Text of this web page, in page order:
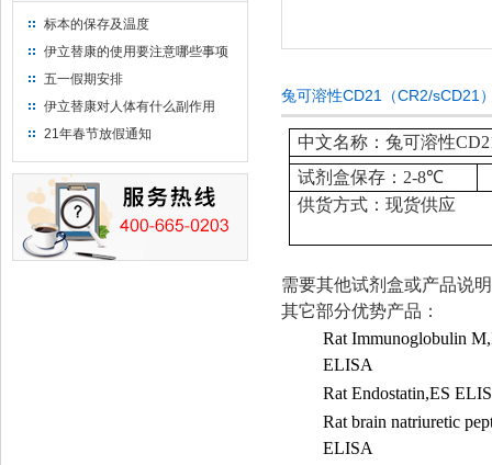
标本的保存及温度
伊立替康的使用要注意哪些事项
五一假期安排
伊立替康对人体有什么副作用
21年春节放假通知
兔可溶性CD21（CR2/sCD21
中文名称：兔可溶性
试剂盒保存： 2-8℃
供货方式：现货供应
需要其他试剂盒或产品说
其它部分优势产品：
Rat Immunoglobulin
ELISA
Rat Endostatin,ES
Rat brain natriuretic
ELISA